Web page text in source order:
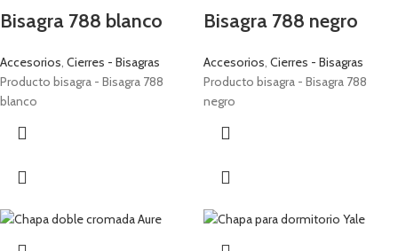
Bisagra 788 blanco
Accesorios Cierres - Bisagras
Producto bisagra - Bisagra 788
blanco
Bisagra 788 negro
Accesorios Cierres - Bisagras
Producto bisagra - Bisagra 788
negro